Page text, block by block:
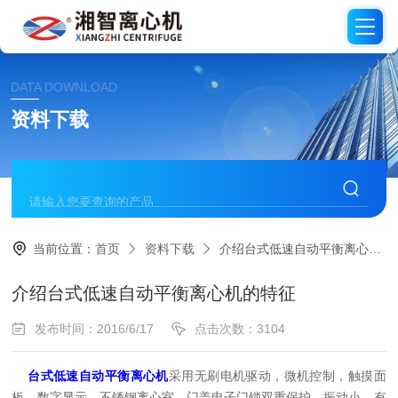
DATA DOWNLOAD
资料下载
当前位置：首页 资料下载 介绍台式低速自动平衡离心机的特征
介绍台式低速自动平衡离心机的特征
发布时间：2016/6/17 点击次数：3104
台式低速自动平衡离心机采用无刷电机驱动，微机控制，触摸面